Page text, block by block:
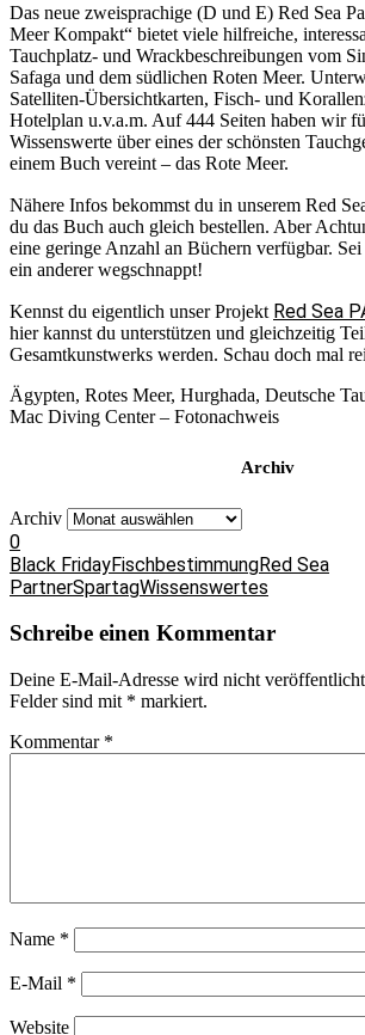
Das neue zweisprachige (D und E) Red Sea
Meer Kompakt“ bietet viele hilfreiche,
Tauchplatz- und Wrackbeschreibungen vom
Safaga und dem südlichen Roten Meer.
Satelliten-Übersichtkarten, Fisch- und
Hotelplan u.v.a.m. Auf 444 Seiten haben wir
Wissenswerte über eines der schönsten
einem Buch vereint – das Rote Meer.
Nähere Infos bekommst du in unserem Red
du das Buch auch gleich bestellen. Aber
eine geringe Anzahl an Büchern verfügbar.
ein anderer wegschnappt!
Kennst du eigentlich unser Projekt Red Sea
hier kannst du unterstützen und gleichzeitig
Gesamtkunstwerks werden. Schau doch mal
Ägypten, Rotes Meer, Hurghada, Deutsche
Mac Diving Center – Fotonachweis
Archiv
Archiv
0
Black FridayFischbestimmungRed Sea
PartnerSpartagWissenswertes
Schreibe einen Kommentar
Deine E-Mail-Adresse wird nicht
Felder sind mit * markiert.
Kommentar *
Name *
E-Mail *
Website